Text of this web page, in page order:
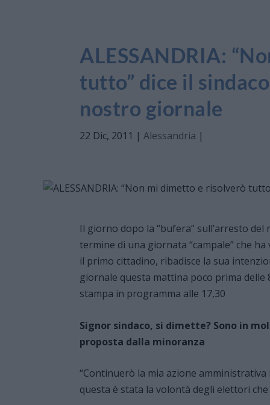
ALESSANDRIA:
tutto” dice il
nostro giornale
22 Dic, 2011 | Alessandria |
Il giorno dopo la “bufera” sull’arresto
termine di una giornata “campale” che
il primo cittadino, ribadisce la sua
giornale questa mattina poco prima
stampa in programma alle 17,30
Signor sindaco, si dimette? Sono in
proposta dalla minoranza
“Continuerò la mia azione
questa è stata la volontà degli elettori